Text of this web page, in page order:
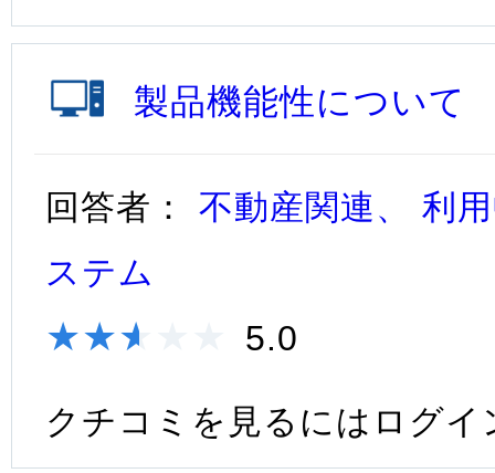
製品機能性について
回答者：
不動産関連、 利
ステム
★★★★★
★★★★★ 5.0
クチコミを見るにはログ